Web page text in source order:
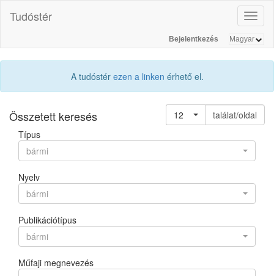
Tudóstér
Bejelentkezés
A tudóstér ezen a linken érhető el.
Összetett keresés 12
találat/oldal
Típus
bármi
Nyelv
bármi
Publikációtípus
bármi
Műfaji megnevezés